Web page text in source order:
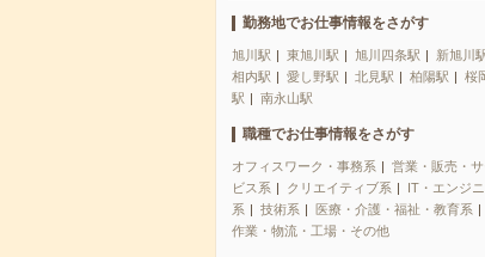
勤務地でお仕事情報をさがす
旭川駅 東旭川駅 旭川四条駅
新旭川
相内駅
愛し野駅 北見駅 柏陽駅
桜
駅
南永山駅
職種でお仕事情報をさがす
オフィスワーク・事務系
営業・販売・サ
ビス系
クリエイティブ系
IT・エンジ
系
技術系 医療・介護・福祉・教育系
作業・物流・工場・その他